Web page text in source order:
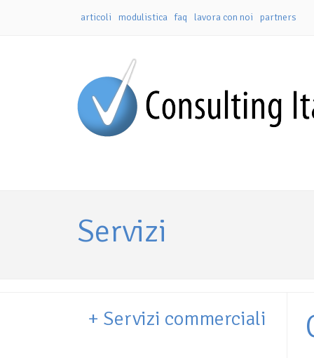
articoli modulistica faq lavora con noi partners
Servizi
+ Servizi commerciali